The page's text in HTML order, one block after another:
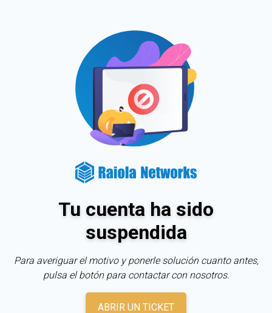
Tu cuenta ha sido
suspendida
Para averiguar el motivo y ponerle solución cuanto antes,
pulsa el botón para contactar con nosotros.
ABRIR UN TICKET